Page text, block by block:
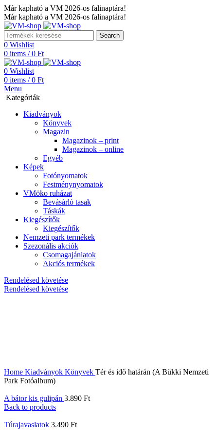
Már kapható a VM 2026-os falinaptára!
Már kapható a VM 2026-os falinaptára!
Search
0 Wishlist
0 items / 0 Ft
0 Wishlist
0 items / 0 Ft
Menu
Kategóriák
Kiadványok
Könyvek
Magazin
Magazinok – print
Magazinok – online
Egyéb
Képek
Fotónyomatok
Festménynyomatok
VMöko ruházat
Bevásárló tasak
Táskák
Kiegészítők
Kiegészítők
Nemzeti park termékek
Szezonális akciók
Csomagajánlatok
Akciós termékek
Rendelésed követése
Rendelésed követése
Home Kiadványok Könyvek Tér ​és idő határán (A Bükki Nemzeti
Park Fotóalbum)
A bátor kis gulipán 3.890 Ft
Back to products
Túrajavaslatok 3.490 Ft